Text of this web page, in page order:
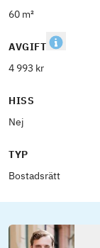
60 m²
AVGIFT
4 993 kr
HISS
Nej
TYP
Bostadsrätt